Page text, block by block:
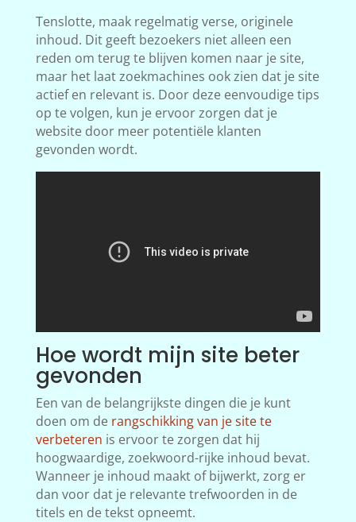
Tenslotte, maak regelmatig verse, originele
inhoud. Dit geeft bezoekers niet alleen een
reden om terug te blijven komen naar je site,
maar het laat zoekmachines ook zien dat je site
actief en relevant is. Door deze eenvoudige tips
op te volgen, kun je ervoor zorgen dat je
website door meer potentiële klanten
gevonden wordt.
Hoe wordt mijn site beter
gevonden
Een van de belangrijkste dingen die je kunt
doen om de rangschikking van je site te
verbeteren is ervoor te zorgen dat hij
hoogwaardige, zoekwoord-rijke inhoud bevat.
Wanneer je inhoud maakt of bijwerkt, zorg er
dan voor dat je relevante trefwoorden in de
titels en de tekst opneemt.